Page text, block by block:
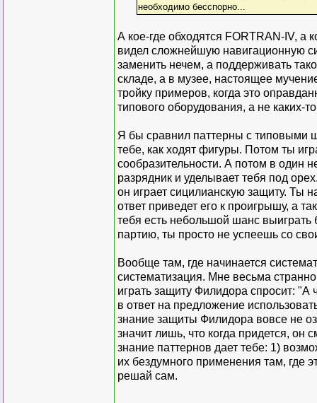
необходимо бесспорно...
А кое-где обходятся FORTRAN-IV, а
видел сложнейшую навигационную
заменить нечем, а поддерживать
складе, а в музее, настоящее
тройку примеров, когда это
типового оборудования, а не каких-
Я бы сравнил паттерны с типовыми
тебе, как ходят фигуры. Потом ты
сообразительности. А потом в один
разрядник и уделывает тебя под
он играет сицилианскую защиту.
ответ приведет его к проигрышу, а
тебя есть небольшой шанс выиграть
партию, ты просто не успеешь со
Вообще там, где начинается
систематизация. Мне весьма
играть защиту Филидора спросит:
в ответ на предложение
знание защиты Филидора вовсе не
значит лишь, что когда придется, он
знание паттернов дает тебе: 1)
их бездумного применения там, где
решай сам.